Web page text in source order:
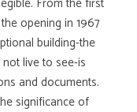
opening in 1967
building-the
live to see-is
and documents.
significance of